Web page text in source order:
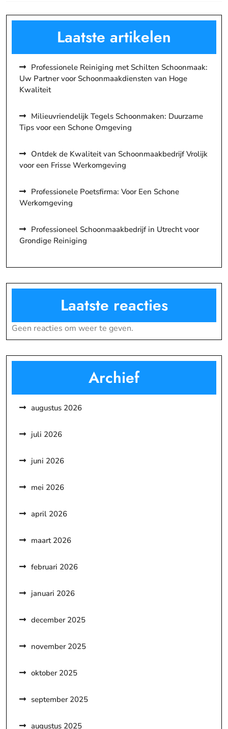
Laatste artikelen
Professionele Reiniging met Schilten Schoonmaak:
Uw Partner voor Schoonmaakdiensten van Hoge
Kwaliteit
Milieuvriendelijk Tegels Schoonmaken: Duurzame
Tips voor een Schone Omgeving
Ontdek de Kwaliteit van Schoonmaakbedrijf Vrolijk
voor een Frisse Werkomgeving
Professionele Poetsfirma: Voor Een Schone
Werkomgeving
Professioneel Schoonmaakbedrijf in Utrecht voor
Grondige Reiniging
Laatste reacties
Geen reacties om weer te geven.
Archief
augustus 2026
juli 2026
juni 2026
mei 2026
april 2026
maart 2026
februari 2026
januari 2026
december 2025
november 2025
oktober 2025
september 2025
augustus 2025